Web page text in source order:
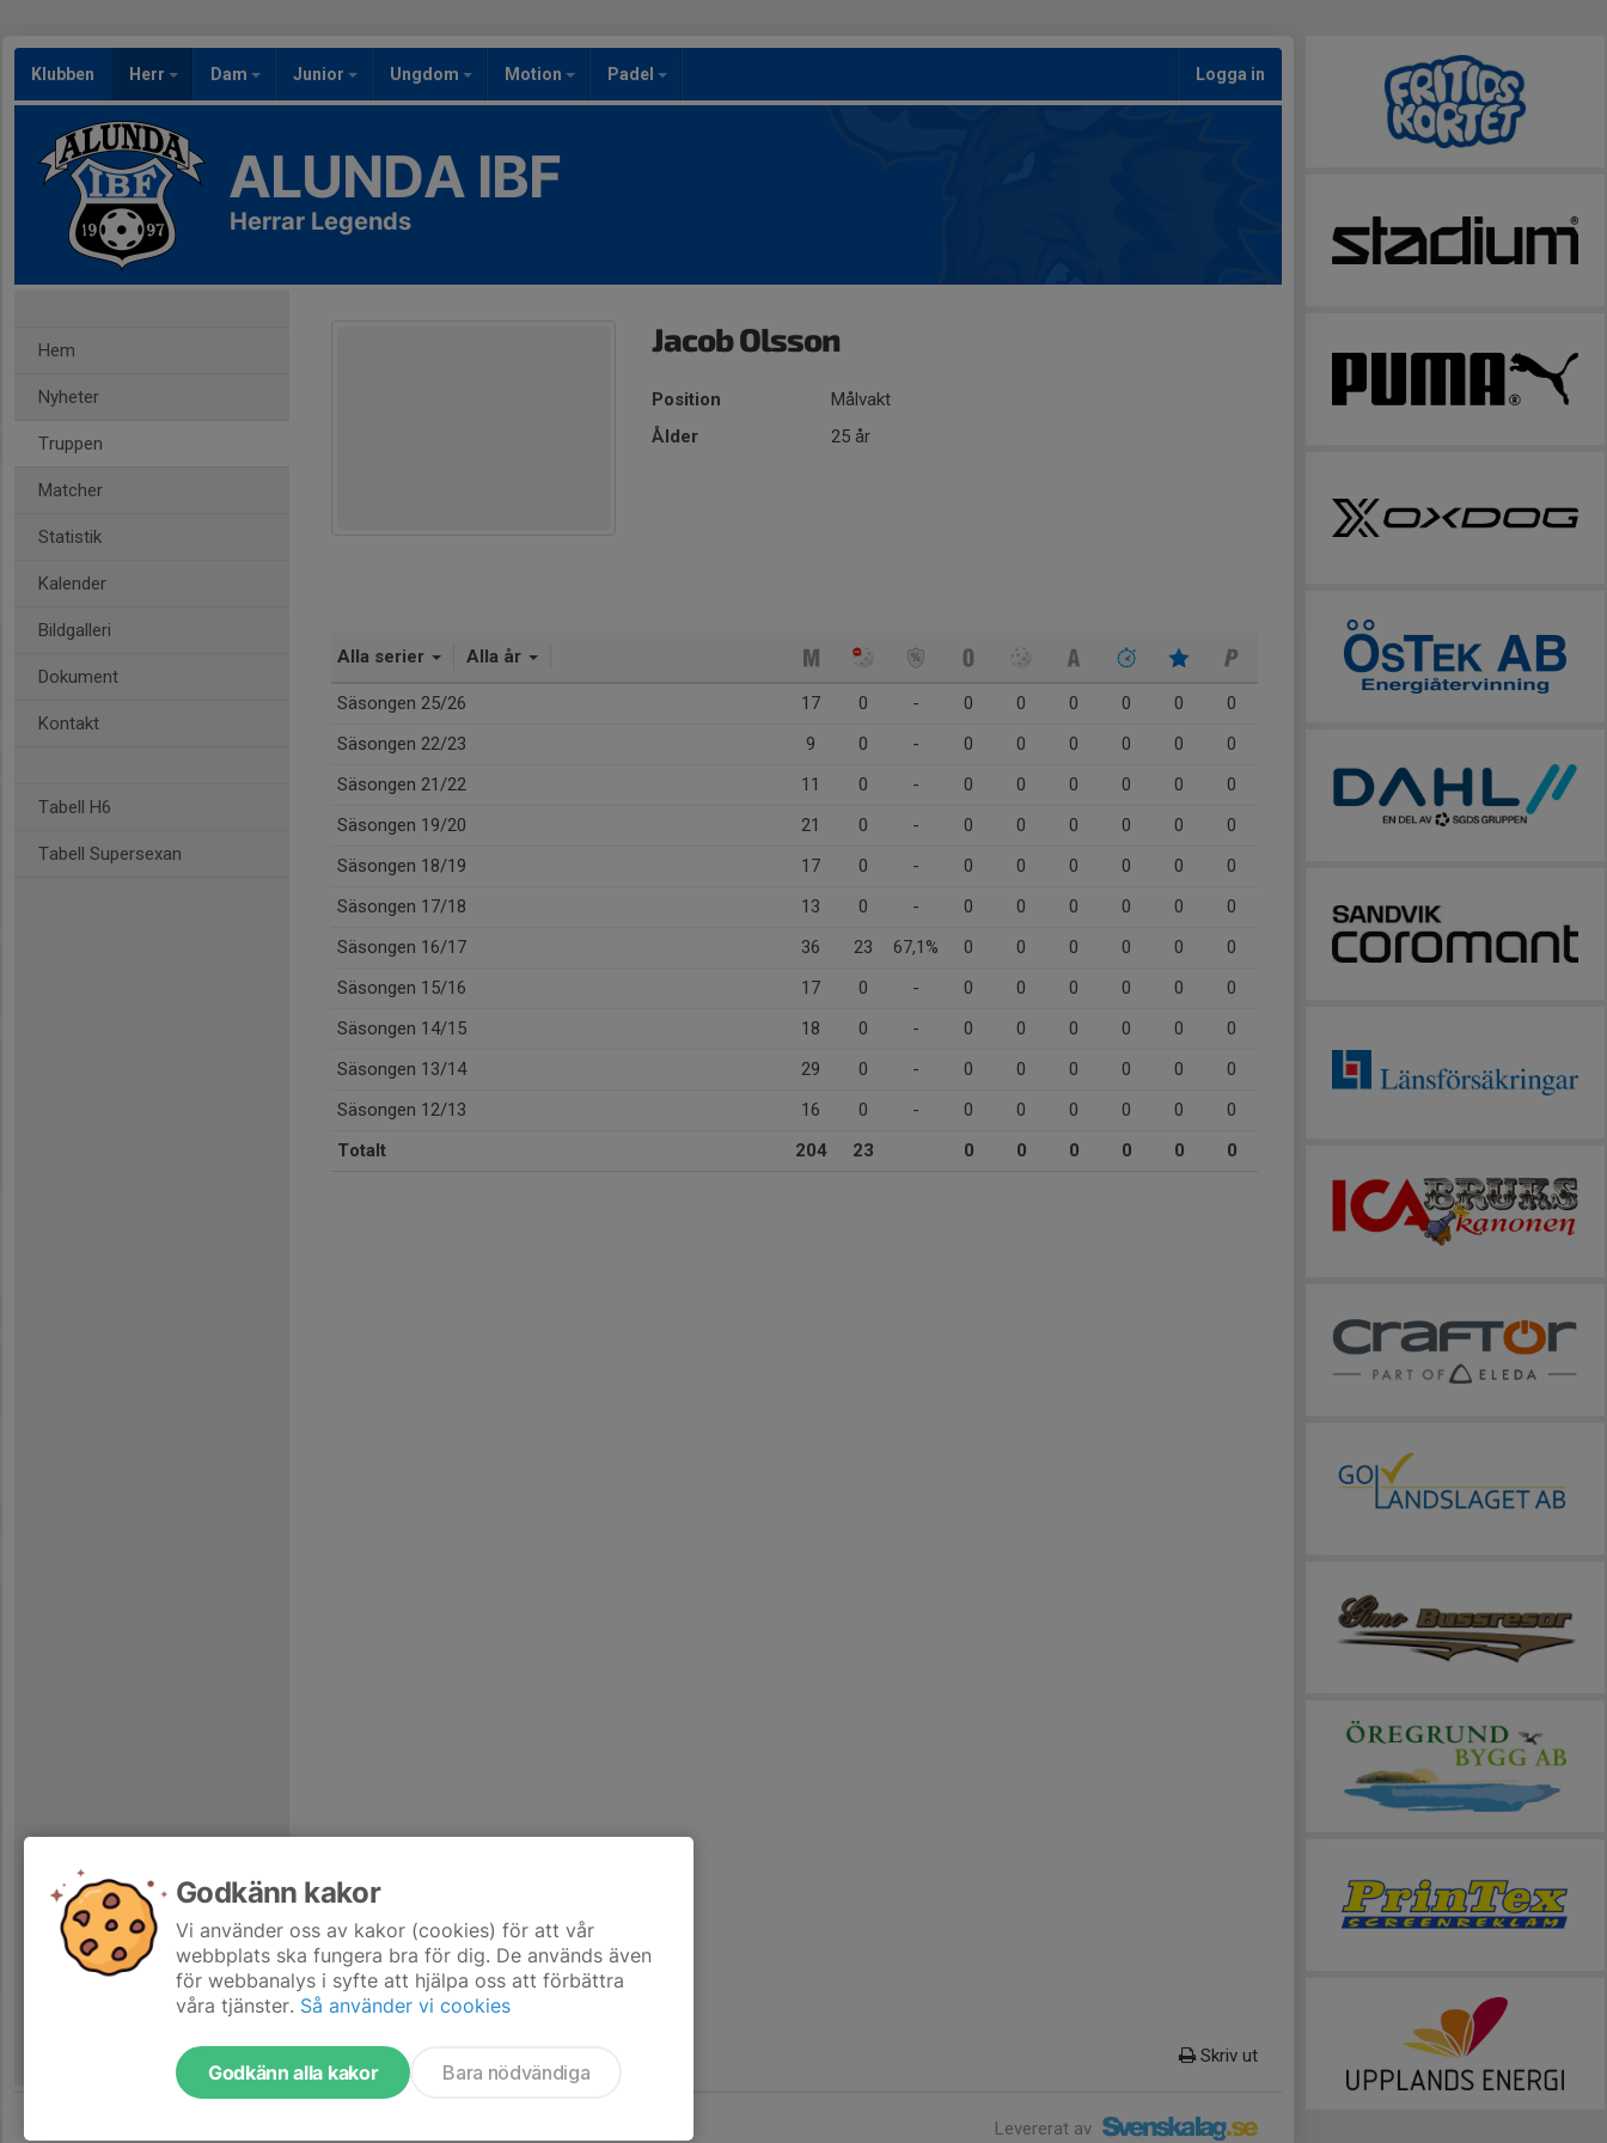
Klubben Herr Dam Junior Ungdom Motion Padel Logga in
ALUNDA IBF
Herrar Legends
Hem
Nyheter
Truppen
Matcher
Statistik
Kalender
Bildgalleri
Dokument
Kontakt
Tabell H6
Tabell Supersexan
Jacob Olsson
Position
Målvakt
Ålder
25 år
Alla serier Alla år
Säsongen 25/26 17 0 - 0 0 0 0 0
0
Säsongen 22/23
9 0 - 0 0 0 0 0
0
Säsongen 21/22
11 0 - 0 0 0 0 0
0
Säsongen 19/20
21 0 - 0 0 0 0 0
0
Säsongen 18/19
17 0 - 0 0 0 0 0
0
Säsongen 17/18
13 0 - 0 0 0 0 0
0
Säsongen 16/17
36 23 67,1% 0 0 0 0 0
0
Säsongen 15/16
17 0 - 0 0 0 0 0
0
Säsongen 14/15
18 0 - 0 0 0 0 0
0
Säsongen 13/14
29 0 - 0 0 0 0 0
0
Säsongen 12/13
16 0 - 0 0 0 0 0
0
Totalt
204 23 0 0 0 0 0 0
Skriv ut
Levererat av
Godkänn kakor
Vi använder oss av kakor (cookies) för att vår
webbplats ska fungera bra för dig. De används även
för webbanalys i syfte att hjälpa oss att förbättra
våra tjänster. Så använder vi cookies
Godkänn alla kakor Bara nödvändiga